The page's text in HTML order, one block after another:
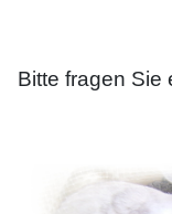
Bitte fragen Sie